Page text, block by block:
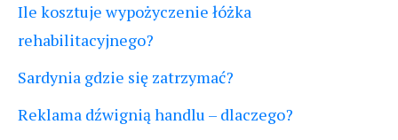
Ile kosztuje wypożyczenie łóżka
rehabilitacyjnego?
Sardynia gdzie się zatrzymać?
Reklama dźwignią handlu – dlaczego?